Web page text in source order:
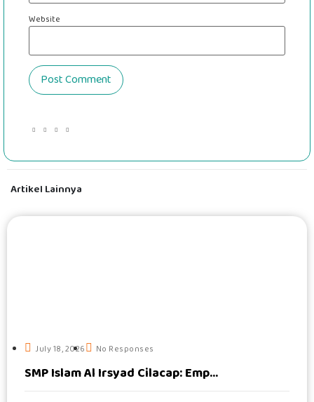
Website
Artikel Lainnya
July 18, 2026 No Responses
SMP Islam Al Irsyad Cilacap: Emp...